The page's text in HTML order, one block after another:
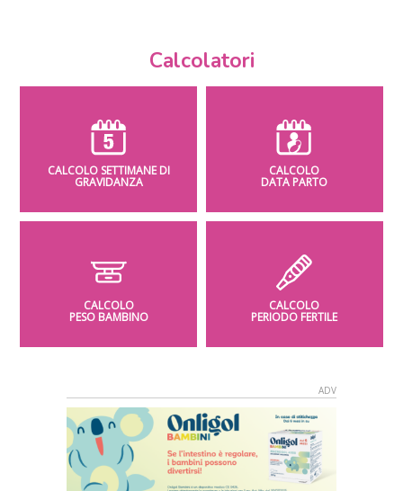
Calcolatori
CALCOLO SETTIMANE DI
GRAVIDANZA
CALCOLO
DATA PARTO
CALCOLO
PESO BAMBINO
CALCOLO
PERIODO FERTILE